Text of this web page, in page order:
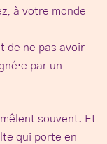
à votre monde
de ne pas avoir
par un
souvent. Et
qui porte en